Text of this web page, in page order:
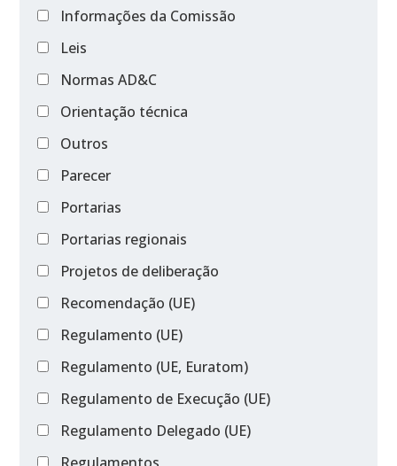
Informações da Comissão
Leis
Normas AD&C
Orientação técnica
Outros
Parecer
Portarias
Portarias regionais
Projetos de deliberação
Recomendação (UE)
Regulamento (UE)
Regulamento (UE, Euratom)
Regulamento de Execução (UE)
Regulamento Delegado (UE)